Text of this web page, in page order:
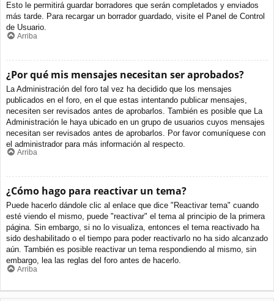
Esto le permitirá guardar borradores que serán completados y enviados
más tarde. Para recargar un borrador guardado, visite el Panel de Control
de Usuario.
Arriba
¿Por qué mis mensajes necesitan ser aprobados?
La Administración del foro tal vez ha decidido que los mensajes
publicados en el foro, en el que estas intentando publicar mensajes,
necesiten ser revisados antes de aprobarlos. También es posible que La
Administración le haya ubicado en un grupo de usuarios cuyos mensajes
necesitan ser revisados antes de aprobarlos. Por favor comuníquese con
el administrador para más información al respecto.
Arriba
¿Cómo hago para reactivar un tema?
Puede hacerlo dándole clic al enlace que dice "Reactivar tema" cuando
esté viendo el mismo, puede "reactivar" el tema al principio de la primera
página. Sin embargo, si no lo visualiza, entonces el tema reactivado ha
sido deshabilitado o el tiempo para poder reactivarlo no ha sido alcanzado
aún. También es posible reactivar un tema respondiendo al mismo, sin
embargo, lea las reglas del foro antes de hacerlo.
Arriba